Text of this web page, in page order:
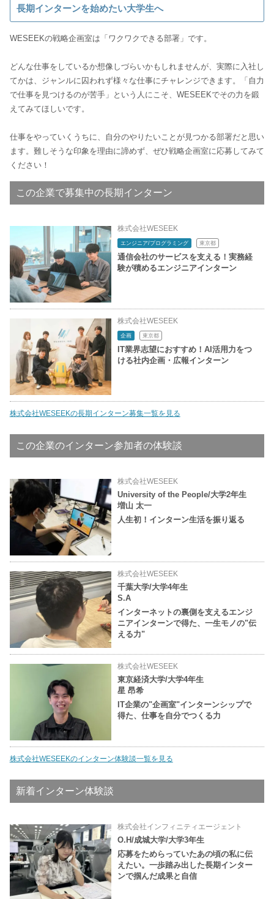
長期インターンを始めたい大学生へ
WESEEKの戦略企画室は「ワクワクできる部署」です。
どんな仕事をしているか想像しづらいかもしれませんが、実際に入社し
てかは、ジャンルに囚われず様々な仕事にチャレンジできます。「自力
で仕事を見つけるのが苦手」という人にこそ、WESEEKでその力を鍛
えてみてほしいです。
仕事をやっていくうちに、自分のやりたいことが見つかる部署だと思い
ます。難しそうな印象を理由に諦めず、ぜひ戦略企画室に応募してみて
ください！
この企業で募集中の長期インターン
株式会社WESEEK
エンジニア/プログラミング 東京都
通信会社のサービスを支える！実務経
験が積めるエンジニアインターン
株式会社WESEEK
企画 東京都
IT業界志望におすすめ！AI活用力をつ
ける社内企画・広報インターン
株式会社WESEEKの長期インターン募集一覧を見る
この企業のインターン参加者の体験談
株式会社WESEEK
University of the People/大学2年生
増山 太一
人生初！インターン生活を振り返る
株式会社WESEEK
千葉大学/大学4年生
S.A
インターネットの裏側を支えるエンジ
ニアインターンで得た、一生モノの"伝
える力"
株式会社WESEEK
東京経済大学/大学4年生
星 昂希
IT企業の"企画室"インターンシップで
得た、仕事を自分でつくる力
株式会社WESEEKのインターン体験談一覧を見る
新着インターン体験談
株式会社インフィニティエージェント
O.H/成城大学/大学3年生
応募をためらっていたあの頃の私に伝
えたい。一歩踏み出した長期インター
ンで掴んだ成果と自信